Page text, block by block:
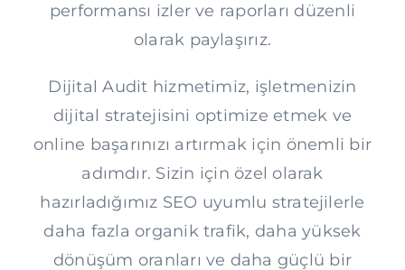
performansı izler ve raporları düzenli
olarak paylaşırız.
Dijital Audit hizmetimiz, işletmenizin
dijital stratejisini optimize etmek ve
online başarınızı artırmak için önemli bir
adımdır. Sizin için özel olarak
hazırladığımız SEO uyumlu stratejilerle
daha fazla organik trafik, daha yüksek
dönüşüm oranları ve daha güçlü bir